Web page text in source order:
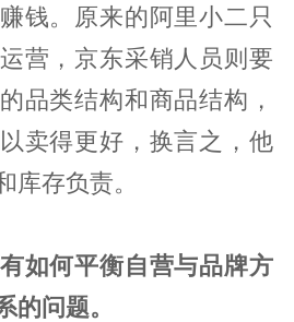
钱。原来的阿里小二只
营，京东采销人员则要
品类结构和商品结构，
卖得更好，换言之，他
库存负责。
如何平衡自营与品牌方
的问题。